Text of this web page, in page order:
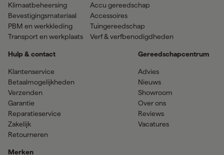
Klimaatbeheersing
Bevestigingsmateriaal
PBM en werkkleding
Transport en werkplaats
Accu gereedschap
Accessoires
Tuingereedschap
Verf & verfbenodigdheden
Hulp & contact
Klantenservice
Betaalmogelijkheden
Verzenden
Garantie
Reparatieservice
Zakelijk
Retourneren
Merken
Gereedschapcentrum
Advies
Nieuws
Showroom
Over ons
Reviews
Vacatures